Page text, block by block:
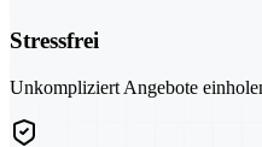
Stressfrei
Unkompliziert Angebote